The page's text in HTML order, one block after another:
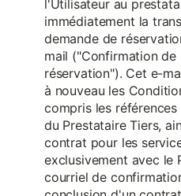
l'Utilisateur au
immédiatement la
demande de
mail ("Confirmation de
réservation"). Cet e-
à nouveau les
compris les
du Prestataire Tiers,
contrat pour les
exclusivement avec le
courriel de